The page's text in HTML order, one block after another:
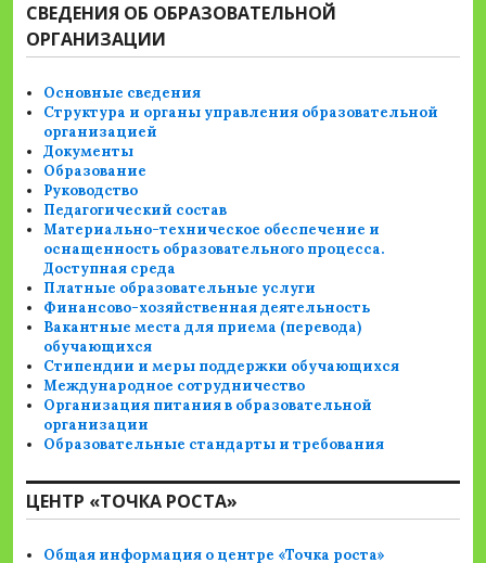
СВЕДЕНИЯ ОБ ОБРАЗОВАТЕЛЬНОЙ
ОРГАНИЗАЦИИ
Основные сведения
Структура и органы управления образовательной
организацией
Документы
Образование
Руководство
Педагогический состав
Материально-техническое обеспечение и
оснащенность образовательного процесса.
Доступная среда
Платные образовательные услуги
Финансово-хозяйственная деятельность
Вакантные места для приема (перевода)
обучающихся
Стипендии и меры поддержки обучающихся
Международное сотрудничество
Организация питания в образовательной
организации
Образовательные стандарты и требования
ЦЕНТР «ТОЧКА РОСТА»
Общая информация о центре «Точка роста»